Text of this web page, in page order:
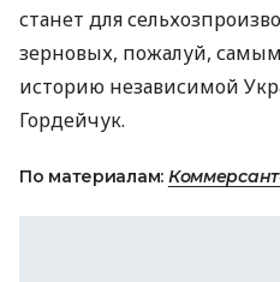
станет для
зерновых, пожалуй,
историю независимой
Гордейчук.
По материалам: